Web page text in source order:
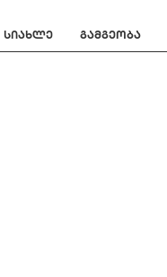
სიახლე გამგეობა